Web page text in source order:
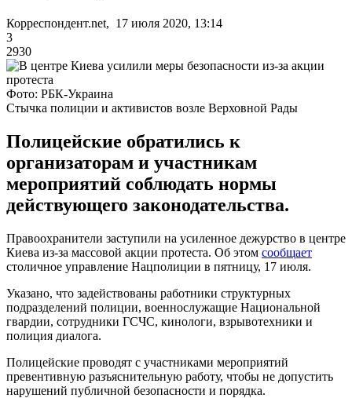
Корреспондент.net, 17 июля 2020, 13:14
3
2930
Фото: РБК-Украина
Стычка полиции и активистов возле Верховной Рады
Полицейские обратились к
организаторам и участникам
мероприятий соблюдать нормы
действующего законодательства.
Правоохранители заступили на усиленное дежурство в центре
Киева из-за массовой акции протеста. Об этом сообщает
столичное управление Нацполиции в пятницу, 17 июля.
Указано, что задействованы работники структурных
подразделений полиции, военнослужащие Национальной
гвардии, сотрудники ГСЧС, кинологи, взрывотехники и
полиция диалога.
Полицейские проводят с участниками мероприятий
превентивную разъяснительную работу, чтобы не допустить
нарушений публичной безопасности и порядка.